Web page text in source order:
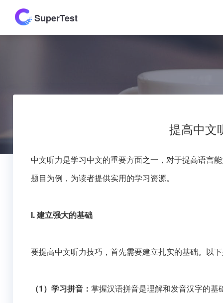
SuperTest
提高中文
中文听力是学习中文的重要方面之一，对于提高语言
题目为例，为读者提供实用的学习资源。
I. 建立强大的基础
要提高中文听力技巧，首先需要建立扎实的基础。以
（1）学习拼音： 掌握汉语拼音是理解和发音汉字的